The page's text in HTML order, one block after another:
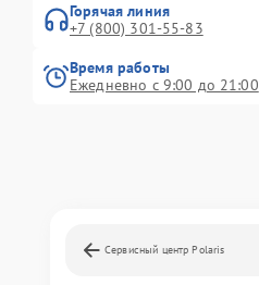
Горячая линия
+7 (800) 301-55-83
Время работы
Ежедневно с 9:00 до 21:00
Сервисный центр Polaris